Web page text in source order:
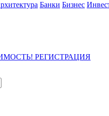
Банки Бизнес
РЕГИСТРАЦИЯ